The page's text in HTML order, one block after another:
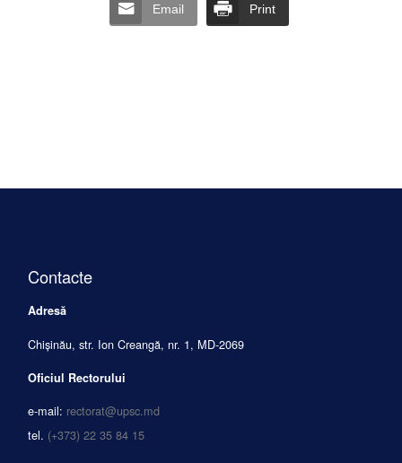
Email Print
Contacte
Adresă
Chișinău, str. Ion Creangă, nr. 1, MD-2069
Oficiul Rectorului
e-mail: rectorat@upsc.md
tel. (+373) 22 35 84 15